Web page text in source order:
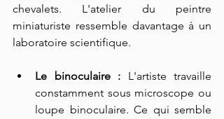
chevalets. L'atelier du peintre
miniaturiste ressemble davantage à un
laboratoire scientifique.
Le binoculaire : L'artiste travaille
constamment sous microscope ou
loupe binoculaire. Ce qui semble